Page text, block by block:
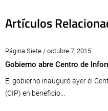
Artículos
Página Siete / octubre 7, 2015
Gobierno abre Centro de
El gobierno inauguró ayer el
(CIP) en beneficio...